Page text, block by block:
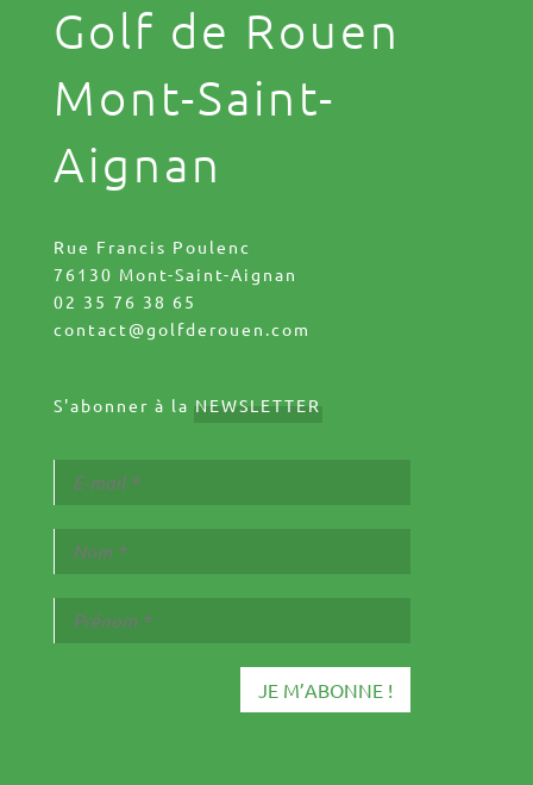
Golf de Rouen
Mont-Saint-
Aignan
Rue Francis Poulenc
76130 Mont-Saint-Aignan
02 35 76 38 65
contact@golfderouen.com
S'abonner à la NEWSLETTER